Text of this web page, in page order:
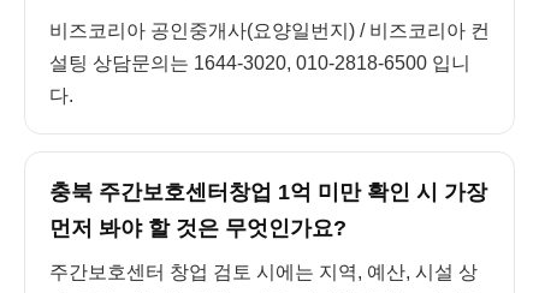
비즈코리아 공인중개사(요양일번지) / 비즈코리아 컨
설팅 상담문의는 1644-3020, 010-2818-6500 입니
다.
충북 주간보호센터창업 1억 미만 확인 시 가장
먼저 봐야 할 것은 무엇인가요?
주간보호센터 창업 검토 시에는 지역, 예산, 시설 상